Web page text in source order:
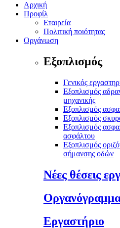
Αρχική
Προφίλ
Εταιρεία
Πολιτική ποιότητας
Οργάνωση
Εξοπλισμός
Γενικός
Εξοπλισμός
μηχανικής
Εξοπλισμός
Εξοπλισμός
Εξοπλισμός
ασφάλτου
Εξοπλισμός
σήμανσης οδών
Νέες θέσεις
Εργαστήριο